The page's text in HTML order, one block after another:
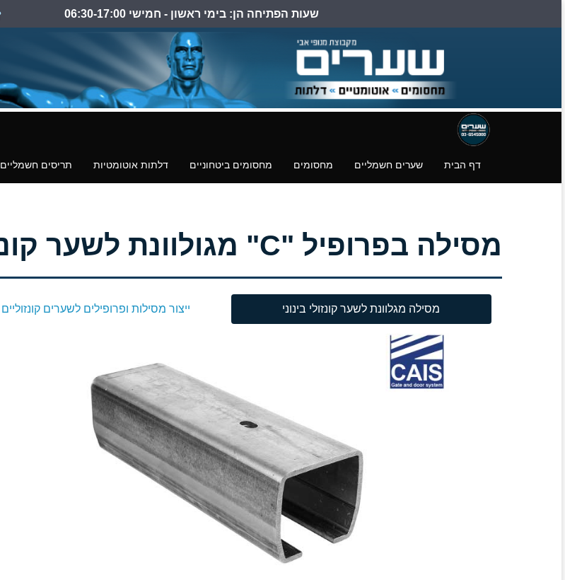
שעות הפתיחה הן: בימי ראשון - חמישי 06:30-17:00
דף הבית שערים חשמליים מחסומים מחסומים ביטחוניים דלתות אוטומטיות תריסים חשמליים
מסילה בפרופיל "C" מגולוונת לשער קונזולי – CAIS STAGE MZ
מסילה מגלוונת לשער קונזולי בינוני ייצור מסילות ופרופילים לשערים קונזוליים